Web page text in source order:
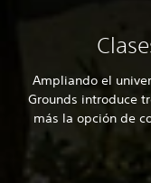
Ampliando el
Grounds introduce
más la opción de